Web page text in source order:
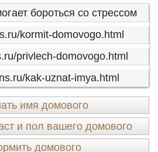
бороться со стрессом
kormit-domovogo.html
privlech-domovogo.html
kak-uznat-imya.html
имя домового
и пол вашего домового
домового